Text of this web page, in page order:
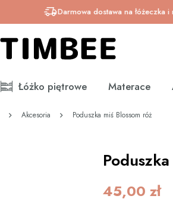
Darmowa dostawa na łóżeczka i
Łóżko piętrowe Materace
Akcesoria Poduszka miś Blossom róż
45,00 zł